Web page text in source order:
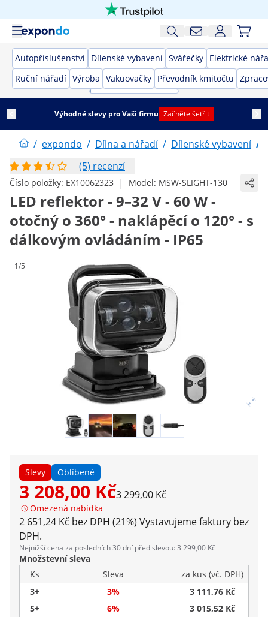
Autopříslušenství Dílenské vybavení Svářečky Elektrické
Ruční nářadí Výroba Vakuovačky Převodník kmitočtu
Výhodné slevy pro Vaši firmu Začněte šetřit
/ expondo / Dílna a nářadí / Dílenské vybavení /
(5) recenzí
Číslo položky: EX10062323 | Model: MSW-SLIGHT-130
LED reflektor - 9–32 V - 60 W -
otočný o 360° - naklápěcí o 120° - s
dálkovým ovládáním - IP65
1/5
Slevy Oblíbené
3 208,00 Kč3 299,00 Kč
Omezená nabídka
2 651,24 Kč bez DPH (21%) Vystavujeme faktury bez
DPH.
Nejnižší cena za posledních 30 dní před slevou: 3 299,00 Kč
Množstevní sleva
Ks
Sleva
za kus (vč. DPH)
3+
3%
3 111,76 Kč
5+
6%
3 015,52 Kč